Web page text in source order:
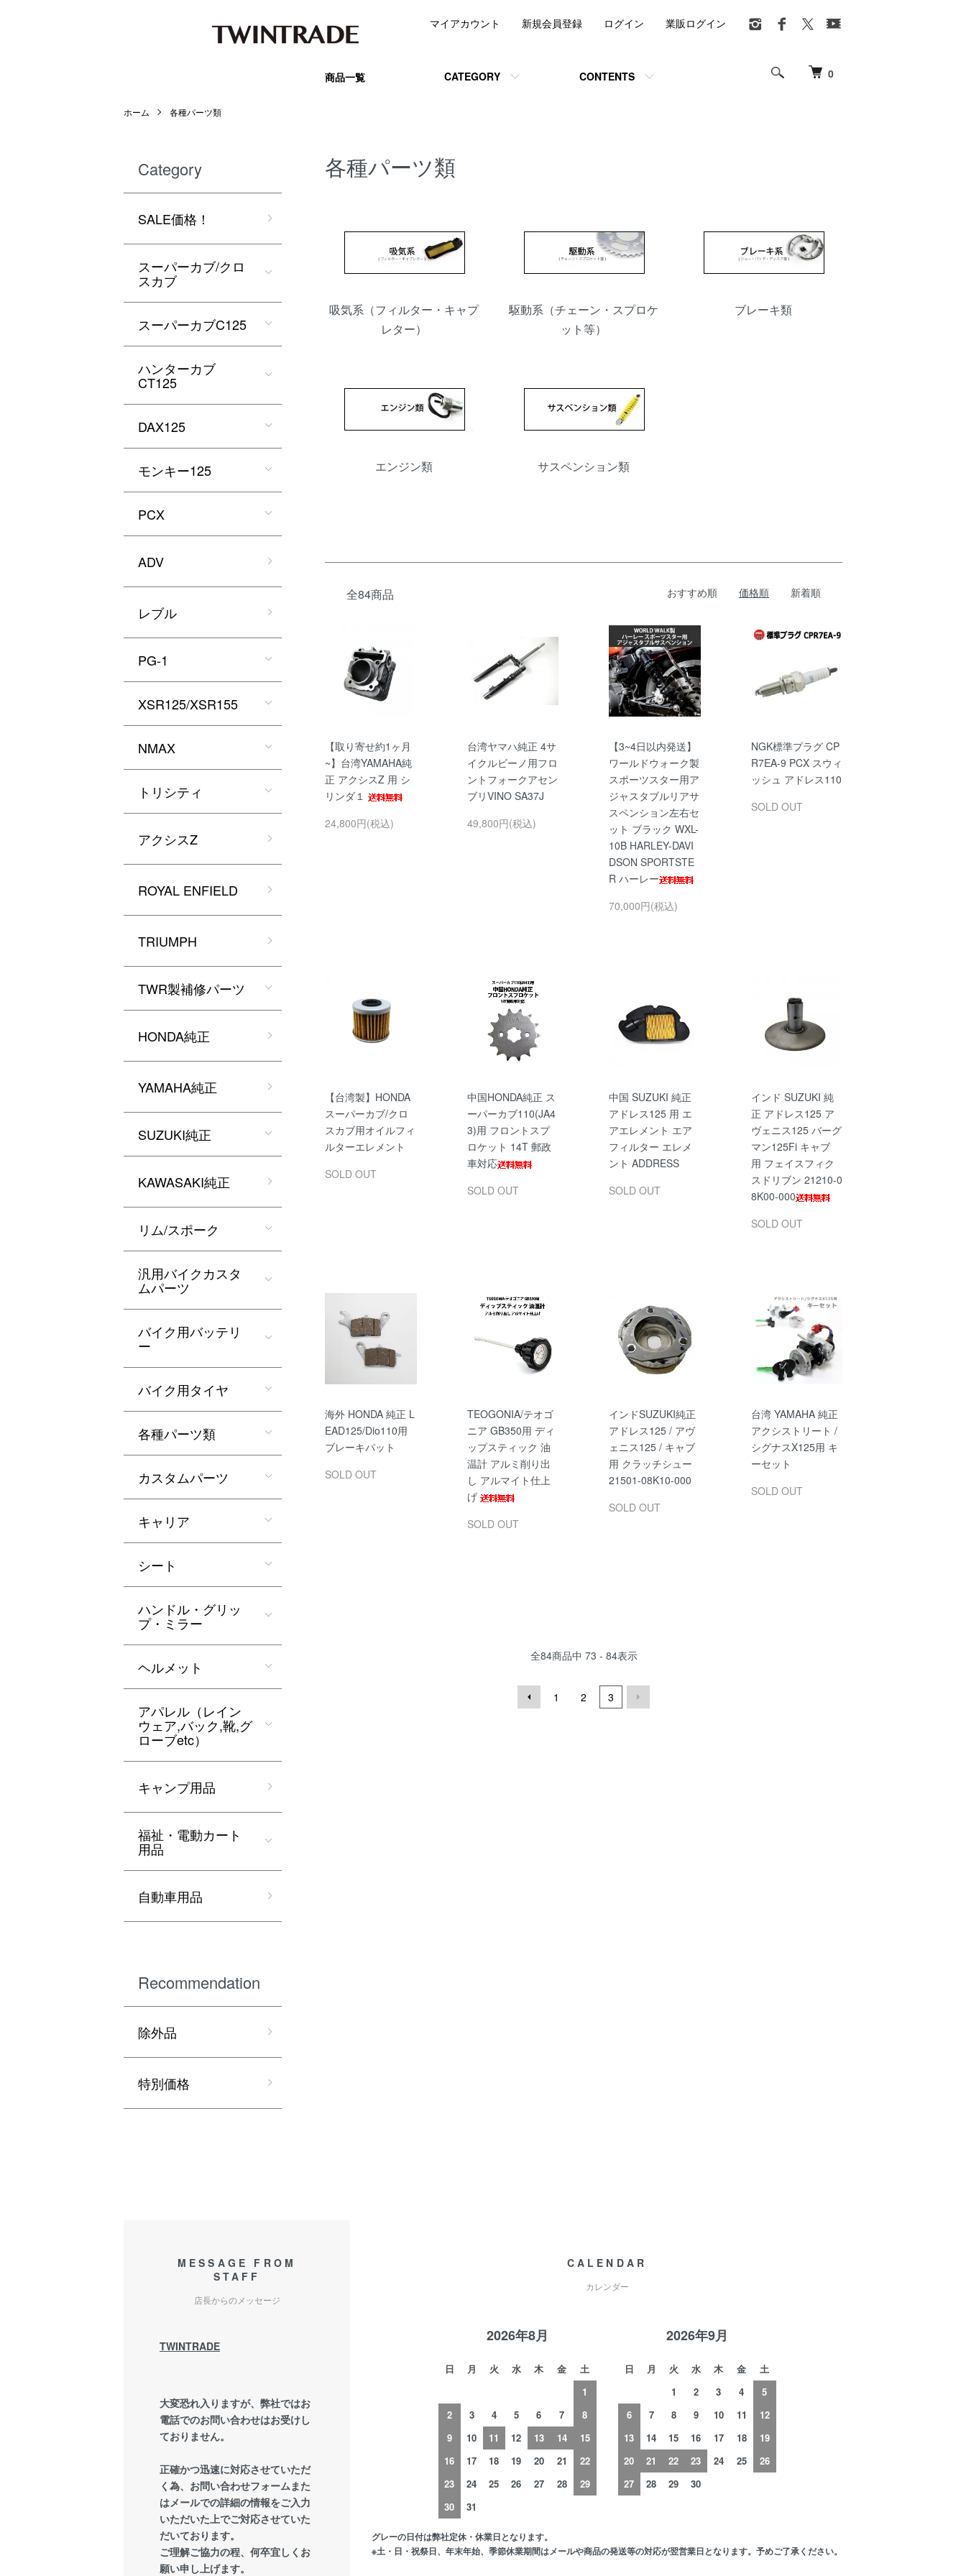
0
商品一覧 CATEGORY CONTENTS
マイアカウント 新規会員登録 ログイン 業販ログイン
ホーム 各種パーツ類
各種パーツ類
吸気系（フィルター・キャプ
レター）
駆動系（チェーン・スプロケ
ット等）
ブレーキ類
エンジン類 サスペンション類
全84商品 おすすめ順 価格順 新着順
【取り寄せ約1ヶ月
~】台湾YAMAHA純
正 アクシスZ 用 シ
リンダ１
24,800円(税込)
台湾ヤマハ純正 4サ
イクルビーノ用フロ
ントフォークアセン
ブリVINO SA37J
49,800円(税込)
【3~4日以内発送】
ワールドウォーク製
スポーツスター用ア
ジャスタブルリアサ
スペンション左右セ
ット ブラック WXL-
10B HARLEY-DAVI
DSON SPORTSTE
R ハーレー
70,000円(税込)
NGK標準プラグ CP
R7EA-9 PCX スウィ
ッシュ アドレス110
SOLD OUT
【台湾製】HONDA
スーパーカブ/クロ
スカブ用オイルフィ
ルターエレメント
SOLD OUT
中国HONDA純正 ス
ーパーカブ110(JA4
3)用 フロントスプ
ロケット 14T 郵政
車対応
SOLD OUT
中国 SUZUKI 純正
アドレス125 用 エ
アエレメント エア
フィルター エレメ
ント ADDRESS
SOLD OUT
インド SUZUKI 純
正 アドレス125 ア
ヴェニス125 バーグ
マン125Fi キャブ
用 フェイスフィク
スドリブン 21210-0
8K00-000
SOLD OUT
海外 HONDA 純正 L
EAD125/Dio110用
ブレーキパット
SOLD OUT
TEOGONIA/テオゴ
ニア GB350用 ディ
ップスティック 油
温計 アルミ削り出
し アルマイト仕上
げ
SOLD OUT
インドSUZUKI純正
アドレス125 / アヴ
ェニス125 / キャブ
用 クラッチシュー
21501-08K10-000
SOLD OUT
台湾 YAMAHA 純正
アクシストリート /
シグナスX125用 キ
ーセット
SOLD OUT
全84商品中 73 - 84表示
1 2 3
Category
SALE価格！
スーパーカブ/クロ
スカブ
スーパーカブC125
ハンターカブ
CT125
DAX125
モンキー125
PCX
ADV
レブル
PG-1
XSR125/XSR155
NMAX
トリシティ
アクシスZ
ROYAL ENFIELD
TRIUMPH
TWR製補修パーツ
HONDA純正
YAMAHA純正
SUZUKI純正
KAWASAKI純正
リム/スポーク
汎用バイクカスタ
ムパーツ
バイク用バッテリ
ー
バイク用タイヤ
各種パーツ類
カスタムパーツ
キャリア
シート
ハンドル・グリッ
プ・ミラー
ヘルメット
アパレル（レイン
ウェア,バック,靴,グ
ローブetc）
キャンプ用品
福祉・電動カート
用品
自動車用品
Recommendation
除外品
特別価格
MESSAGE FROM
STAFF
店長からのメッセージ
TWINTRADE
大変恐れ入りますが、弊社ではお
電話でのお問い合わせはお受けし
ておりません。
正確かつ迅速に対応させていただ
く為、お問い合わせフォームまた
はメールでの詳細の情報をご入力
いただいた上でご対応させていた
だいております。
ご理解ご協力の程、何卒宜しくお
願い申し上げます。
CALENDAR
カレンダー
2026年8月
日 月 火 水 木 金
土
1
2
3 4 5 6 7
8
9
10 11 12 13 14
15
16
17 18 19 20 21
22
23
24 25 26 27 28
29
30
31
2026年9月
日 月 火 水 木 金
土
1
2 3 4
5
6
7 8 9 10 11
12
13
14 15 16 17 18
19
20
21 22 23 24 25
26
27
28 29 30
グレーの日付は弊社定休・休業日となります。
※土・日・祝祭日、年末年始、季節休業期間はメールや商品の発送等の対応が翌営業日となります。予めご了承ください。